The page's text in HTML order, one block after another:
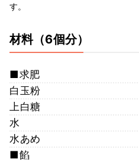
す。
材料（6個分）
■求肥
白玉粉
上白糖
水
水あめ
■餡